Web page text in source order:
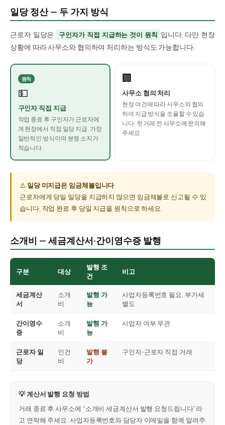
일당 정산 — 두 가지 방식
근로자 일당은 구인자가 직접 지급하는 것이 원칙 입니다. 다만 현장
상황에 따라 사무소와 협의하여 처리하는 방식도 가능합니다.
원칙
💵
구인자 직접 지급
작업 종료 후 구인자가 근로자에
게 현장에서 직접 일당 지급. 가장
일반적인 방식이며 분쟁 소지가
적습니다.
🏢
사무소 협의 처리
현장 여건에 따라 사무소와 협의
하여 지급 방식을 조율할 수 있습
니다. 첫 거래 전 사무소에 문의해
주세요.
⚠️ 일당 미지급은 임금체불입니다
근로자에게 당일 일당을 지급하지 않으면 임금체불로 신고될 수 있
습니다. 작업 완료 후 당일 지급을 원칙으로 하세요.
소개비 — 세금계산서·간이영수증 발행
구분 대상
발행 조
건
비고
세금계산
서
소개
비
발행 가
능
사업자등록번호 필요, 부가세
별도
간이영수
증
소개
비
발행 가
능
사업자 여부 무관
근로자 일
당
인건
비
발행 불
가
구인자-근로자 직접 거래
💡 계산서 발행 요청 방법
거래 종료 후 사무소에 “소개비 세금계산서 발행 요청드립니다”라
고 연락해 주세요. 사업자등록번호와 담당자 이메일을 함께 알려주